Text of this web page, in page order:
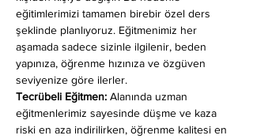
eğitimlerimizi tamamen birebir özel ders
şeklinde planlıyoruz. Eğitmenimiz her
aşamada sadece sizinle ilgilenir, beden
yapınıza, öğrenme hızınıza ve özgüven
seviyenize göre ilerler.
Tecrübeli Eğitmen: Alanında uzman
eğitmenlerimiz sayesinde düşme ve kaza
riski en aza indirilirken, öğrenme kalitesi en